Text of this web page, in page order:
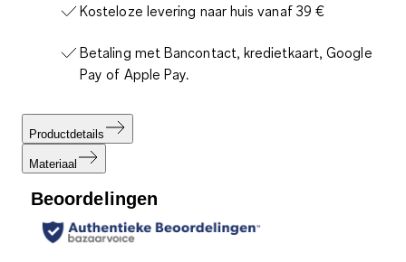
Kosteloze levering naar huis vanaf 39 €
Betaling met Bancontact, kredietkaart, Google
Pay of Apple Pay.
Productdetails
Materiaal
Beoordelingen